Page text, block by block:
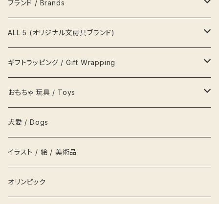
ポーチ
帽子
風呂敷
キーホルダー
ネクタイ
履物
衣類
ビールジョッキ BeerMug
湯呑
カップ&ソーサ
鍋
お盆
枡
グラス
時計
写真立て 額縁
置物
ハンガー
貯金箱
鏡
ペンケース
メモ帳
文鎮
レターセット
リボン
シール
キャップ
キティ Kitty
ポムポムプリン pompom prin
ポチャッコ pochaco
ソニープロダクト
ブランド / Brands
プラダ Prada
セリーヌ Celine
ロベルタ Roberta
ALL 5 (オリジナル文房具ブランド)
吉祥用品
吉祥ノート A5
吉祥メモ帳 A5スリム
一等賞ペンケース
ギフトラッピング / Gift Wrapping
OFURUオリジナル包装紙
化粧箱
おもちゃ 玩具 / Toys
パズル
お人形 DOLLS
積み木
犬愛 / Dogs
イラスト / 絵 / 美術品
オリンピック